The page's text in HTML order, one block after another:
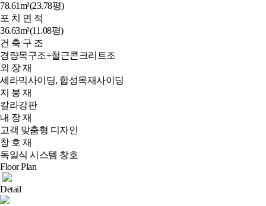
78.61m²(23.78평)
포 치 면 적
36.63m²(11.08평)
건 축 구 조
경량목구조+철근콘크리트조
외 장 재
세라믹사이딩, 합성목재사이딩
지 붕 재
칼라강판
내 장 재
고객 맞춤형 디자인
창 호 재
독일식 시스템 창호
Floor Plan
Detail